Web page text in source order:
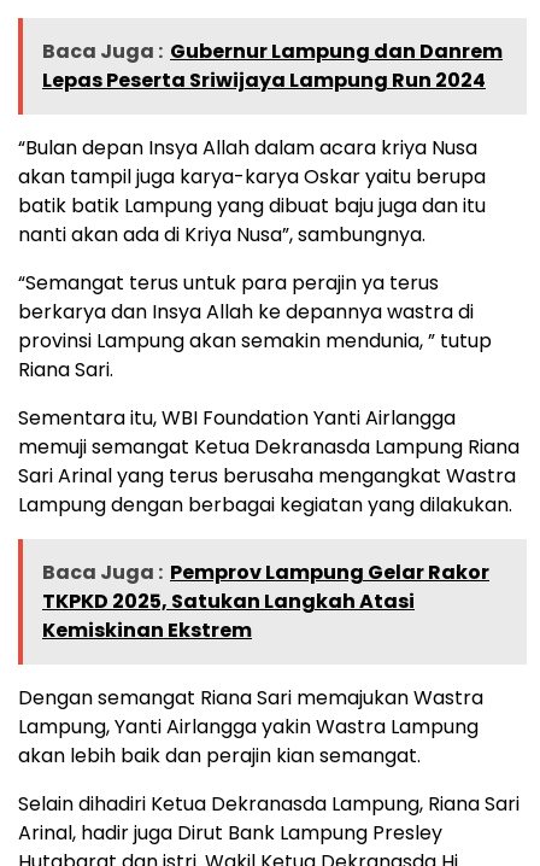
Baca Juga : Gubernur Lampung dan Danrem
Lepas Peserta Sriwijaya Lampung Run 2024
“Bulan depan Insya Allah dalam acara kriya Nusa
akan tampil juga karya-karya Oskar yaitu berupa
batik batik Lampung yang dibuat baju juga dan itu
nanti akan ada di Kriya Nusa”, sambungnya.
“Semangat terus untuk para perajin ya terus
berkarya dan Insya Allah ke depannya wastra di
provinsi Lampung akan semakin mendunia, ” tutup
Riana Sari.
Sementara itu, WBI Foundation Yanti Airlangga
memuji semangat Ketua Dekranasda Lampung Riana
Sari Arinal yang terus berusaha mengangkat Wastra
Lampung dengan berbagai kegiatan yang dilakukan.
Baca Juga : Pemprov Lampung Gelar Rakor
TKPKD 2025, Satukan Langkah Atasi
Kemiskinan Ekstrem
Dengan semangat Riana Sari memajukan Wastra
Lampung, Yanti Airlangga yakin Wastra Lampung
akan lebih baik dan perajin kian semangat.
Selain dihadiri Ketua Dekranasda Lampung, Riana Sari
Arinal, hadir juga Dirut Bank Lampung Presley